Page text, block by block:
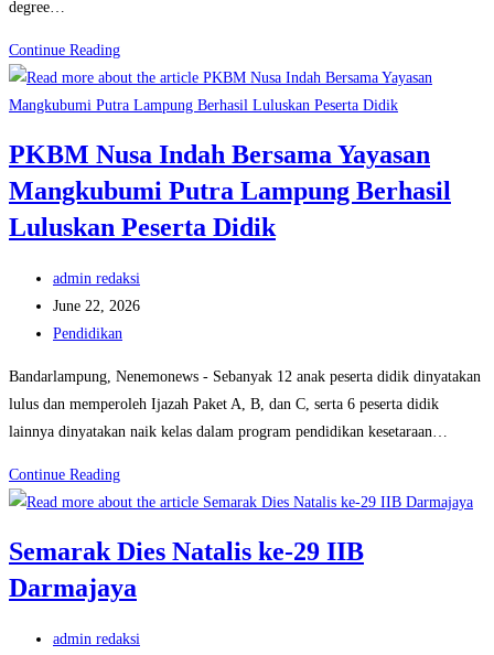
degree…
Continue ReadingAlumni
Manajemen
IIB
Lolos
Beasiswa
ke
Delhi
Technological
PKBM Nusa Indah Bersama Yayasan
Mangkubumi Putra Lampung Berhasil
Luluskan Peserta Didik
Post
author:
admin redaksi
Post
published:
June 22, 2026
Post
Pendidikan
Bandarlampung, Nenemonews - Sebanyak 12 anak peserta didik dinyatakan
lulus dan memperoleh Ijazah Paket A, B, dan C, serta 6 peserta didik
lainnya dinyatakan naik kelas dalam program pendidikan kesetaraan…
Continue ReadingPKBM
Nusa
Bersama
Yayasan
Putra
Semarak Dies Natalis ke-29 IIB
Darmajaya
Post
admin redaksi